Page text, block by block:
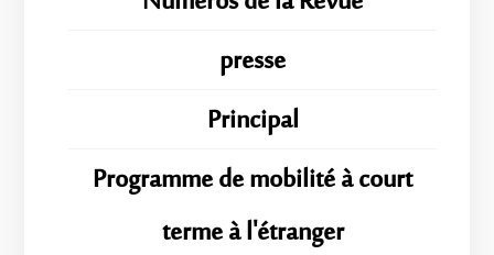
presse
Principal
Programme de mobilité à court
terme à l'étranger